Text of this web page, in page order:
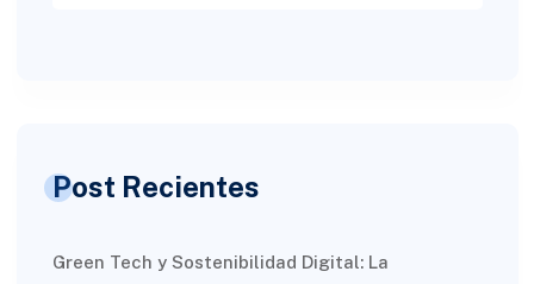
Post Recientes
Green Tech y Sostenibilidad Digital: La